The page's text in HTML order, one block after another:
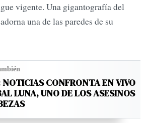
vigente. Una gigantografía del
una de las paredes de su
NOTICIAS CONFRONTA EN VIVO
LUNA, UNO DE LOS ASESINOS